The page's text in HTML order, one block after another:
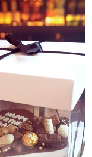
אלת המתוקים